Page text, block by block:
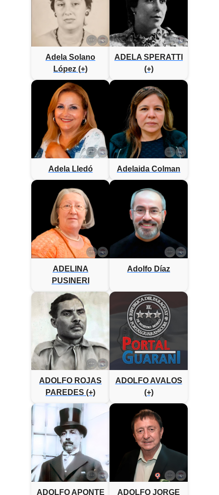
Adela Solano
López (+)
ADELA SPERATTI
(+)
Adela Lledó Adelaida Colman
ADELINA
PUSINERI
Adolfo Díaz
ADOLFO ROJAS
PAREDES (+)
ADOLFO AVALOS
(+)
ADOLFO APONTE ADOLFO JORGE